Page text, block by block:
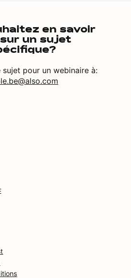
en savoir
sur un sujet
pour un webinaire à: